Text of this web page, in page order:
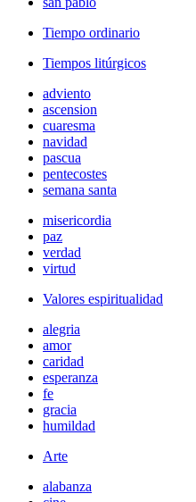
Tiempo ordinario
Tiempos litúrgicos
adviento
ascension
cuaresma
navidad
pascua
pentecostes
semana santa
misericordia
paz
verdad
virtud
Valores espiritualidad
alegria
amor
caridad
esperanza
fe
gracia
humildad
Arte
alabanza